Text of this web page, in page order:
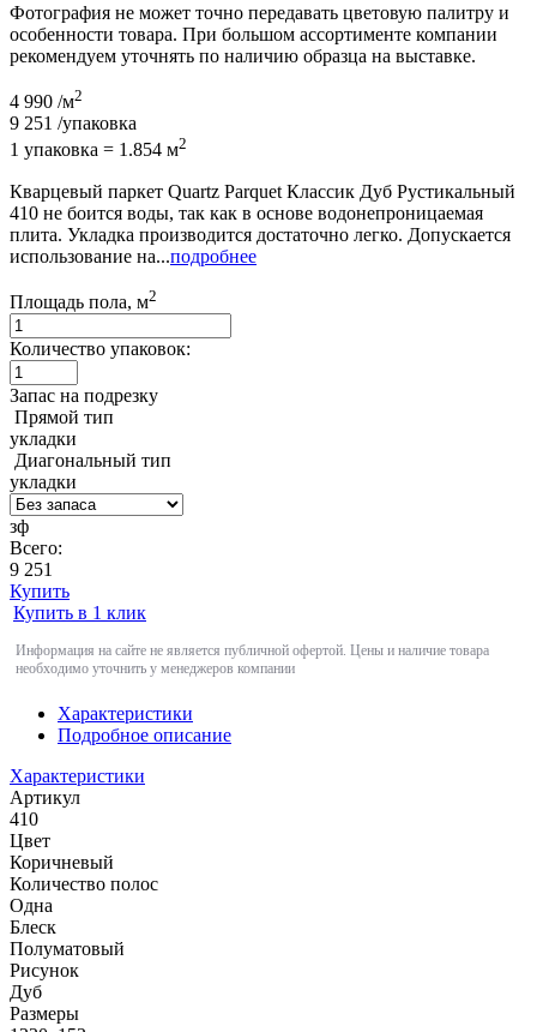
Фотография не может точно передавать цветовую палитру и
особенности товара. При большом ассортименте компании
рекомендуем уточнять по наличию образца на выставке.
4 990 /м2
9 251 /упаковка
1 упаковка = 1.854 м2
Кварцевый паркет Quartz Parquet Классик Дуб Рустикальный
410 не боится воды, так как в основе водонепроницаемая
плита. Укладка производится достаточно легко. Допускается
использование на...подробнее
Площадь пола, м2
Количество упаковок:
Запас на подрезку
Прямой тип
укладки
Диагональный тип
укладки
зф
Всего:
9 251
Купить
Купить в 1 клик
Информация на сайте не является публичной офертой. Цены и наличие товара
необходимо уточнить у менеджеров компании
Характеристики
Подробное описание
Характеристики
Артикул
410
Цвет
Коричневый
Количество полос
Одна
Блеск
Полуматовый
Рисунок
Дуб
Размеры